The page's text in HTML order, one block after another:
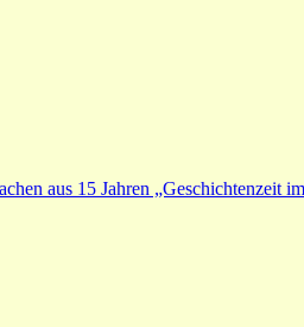
aus 15 Jahren „Geschichtenzeit